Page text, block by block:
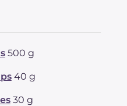
500 g
40 g
30 g